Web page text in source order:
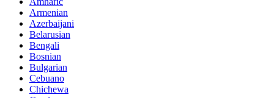
Armenian
Azerbaijani
Belarusian
Bengali
Bosnian
Bulgarian
Cebuano
Chichewa